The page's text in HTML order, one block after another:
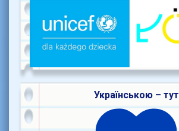
Українською – тут